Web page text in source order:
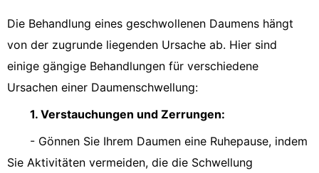
Die Behandlung eines geschwollenen Daumens hängt
von der zugrunde liegenden Ursache ab. Hier sind
einige gängige Behandlungen für verschiedene
Ursachen einer Daumenschwellung:
1. Verstauchungen und Zerrungen:
- Gönnen Sie Ihrem Daumen eine Ruhepause, indem
Sie Aktivitäten vermeiden, die die Schwellung